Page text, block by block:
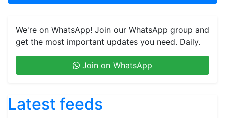
We're on WhatsApp! Join our WhatsApp group and
get the most important updates you need. Daily.
Join on WhatsApp
Latest feeds